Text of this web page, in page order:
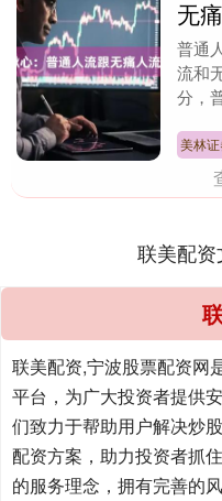
无
普通
流和
分，
害小”
美林
联美配
联美配资,宁波股票配资网
平台，为广大投资者提供
们致力于帮助用户解决炒
配资方案，助力投资者抓
的服务理念，拥有完善的